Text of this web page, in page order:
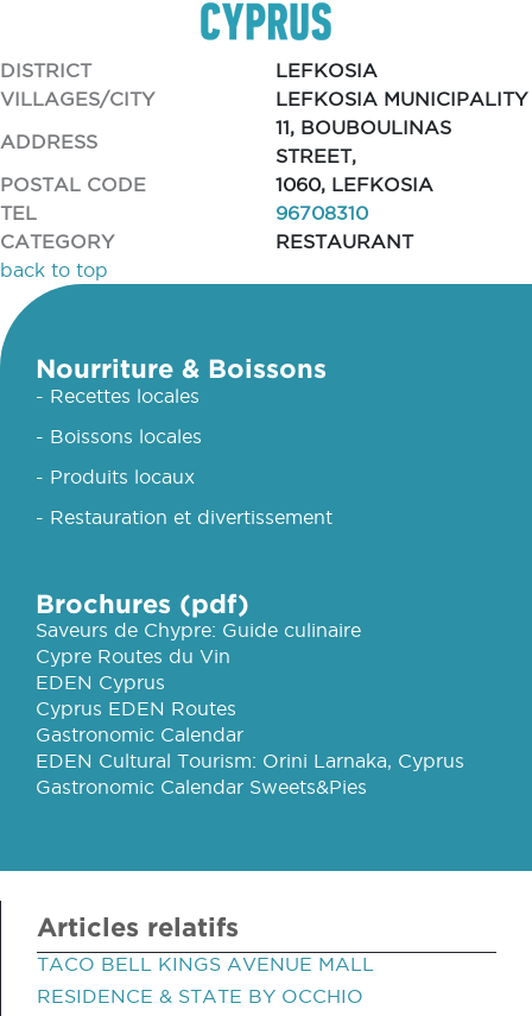
DISTRICT
LEFKOSIA
VILLAGES/CITY
LEFKOSIA MUNICIPALITY
ADDRESS
11, BOUBOULINAS
STREET,
POSTAL CODE
1060, LEFKOSIA
TEL
96708310
CATEGORY
RESTAURANT
back to top
Nourriture & Boissons
- Recettes locales
- Boissons locales
- Produits locaux
- Restauration et divertissement
Brochures (pdf)
Saveurs de Chypre: Guide culinaire
Cypre Routes du Vin
EDEN Cyprus
Cyprus EDEN Routes
Gastronomic Calendar
EDEN Cultural Tourism: Orini Larnaka, Cyprus
Gastronomic Calendar Sweets&Pies
Articles relatifs
TACO BELL KINGS AVENUE MALL
RESIDENCE & STATE BY OCCHIO